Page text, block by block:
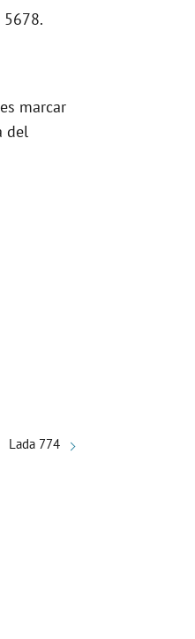
marcar
del
Lada 774